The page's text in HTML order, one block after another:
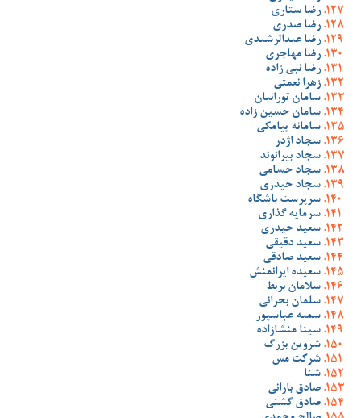
رضا ستاری
رضا صدری
رضا عبدالرشیدی
رضا مهاجری
رضا نبی زاده
زهرا نعمتی
سامان تورانیان
سامان حسین زاده
سامانه پیامکی
سجاد اژدر
سجاد بیرانوند
سجاد حسامی
سجاد حیدری
سرپرست باشگاه
سرمایه گذاری
سعید حیدری
سعید دقیقی
سعید صادقی
سعیده ایرانمنش
سلامان بربط
سلمان بحرانی
سمیه عباسپور
سینا منشازاده
شروین بزرگ
شرکت مس
شنا
صادق بارانی
صادق گشنی